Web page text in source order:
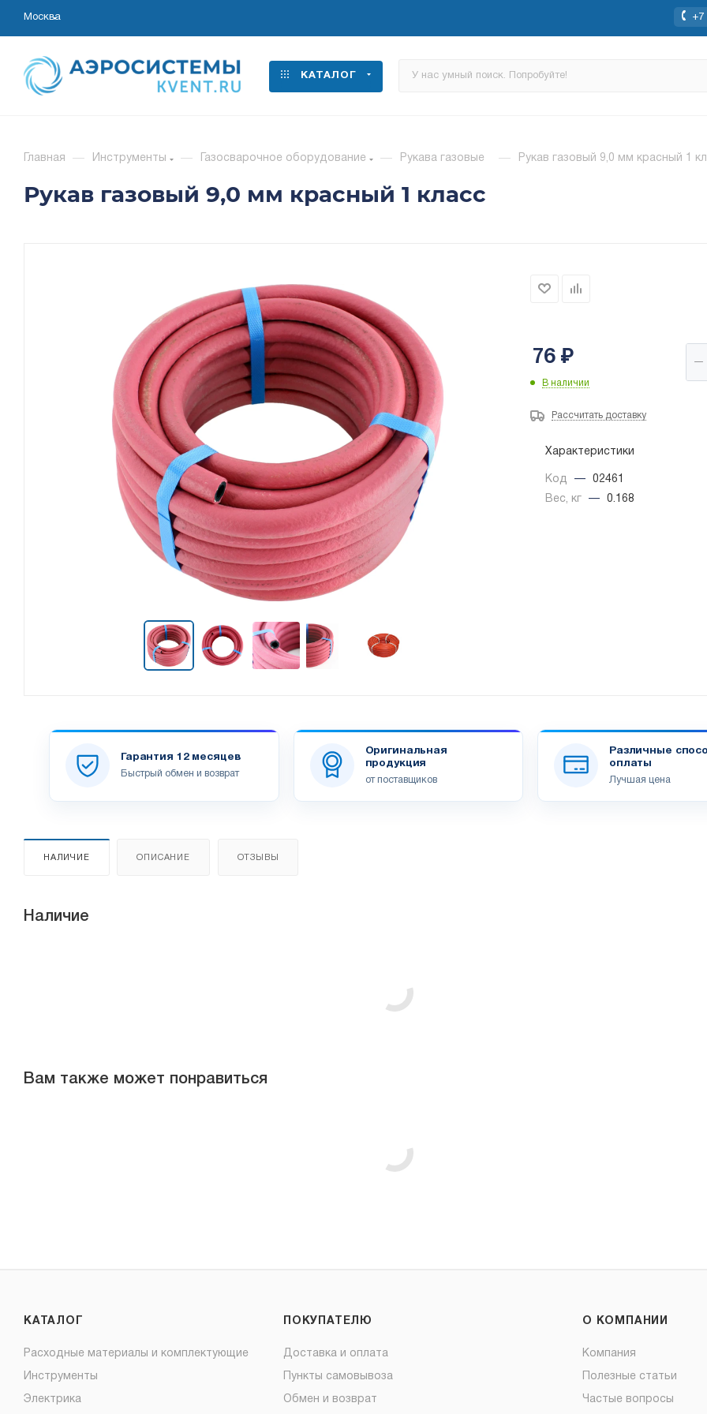
Москва +7
КАТАЛОГ
Главная — Инструменты — Газосварочное оборудование — Рукава газовые — Рукав газовый 9,0 мм красный 1
Рукав газовый 9,0 мм красный 1 класс
76₽
В наличии
Рассчитать доставку
Характеристики
Код —
02461
Вес, кг
— 0.168
Гарантия 12 месяцев
Быстрый обмен и возврат
Оригинальная
продукция
от поставщиков
Различные
оплаты
Лучшая цена
НАЛИЧИЕ ОПИСАНИЕ ОТЗЫВЫ
Наличие
Вам также может понравиться
КАТАЛОГ
Расходные материалы и комплектующие
Инструменты
Электрика
ПОКУПАТЕЛЮ
Доставка и оплата
Пункты самовывоза
Обмен и возврат
О КОМПАНИИ
Компания
Полезные статьи
Частые вопросы